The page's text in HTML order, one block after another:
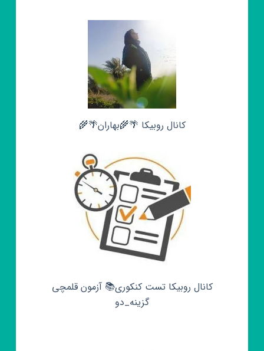
کانال روبیکا 🌴🌾بهاران🌴🌾
کانال روبیکا تست کنکوری📚 آزمون قلمچی‌‌
گزینه_دو